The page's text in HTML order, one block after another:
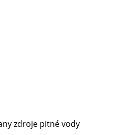
zdroje pitné vody